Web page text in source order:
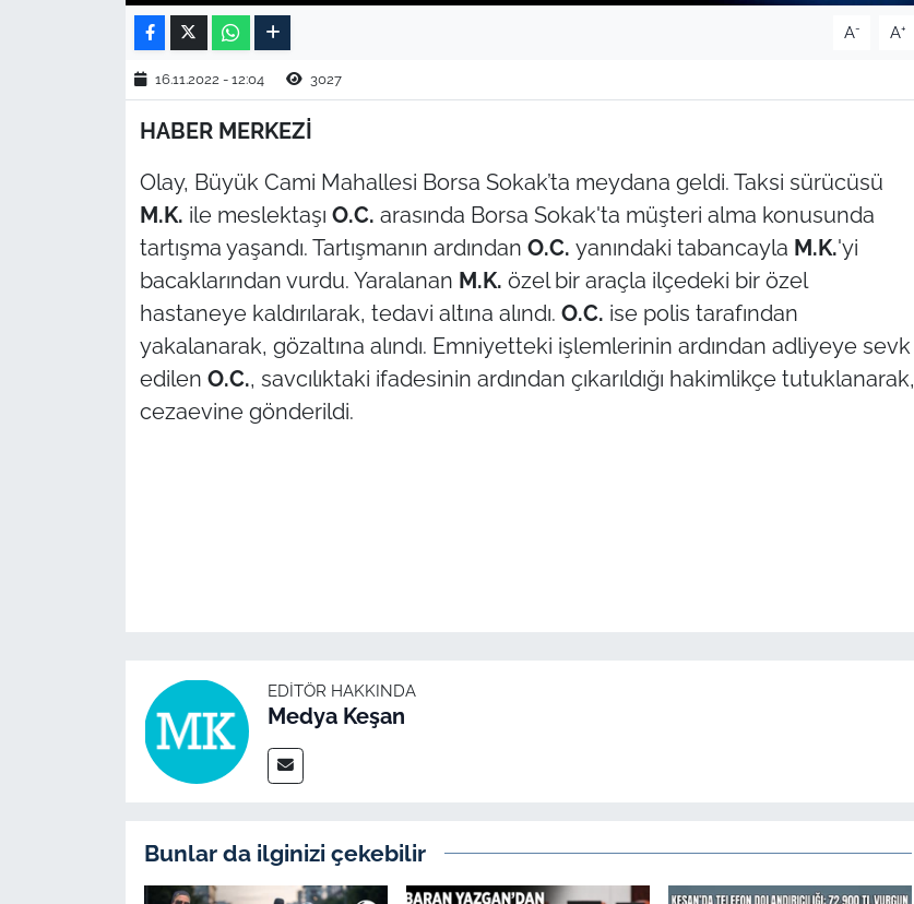
A- A+
16.11.2022 - 12:04 3027
HABER MERKEZİ
Olay, Büyük Cami Mahallesi Borsa Sokak’ta meydana geldi. Taksi sürücüsü
M.K. ile meslektaşı O.C. arasında Borsa Sokak'ta müşteri alma konusunda
tartışma yaşandı. Tartışmanın ardından O.C. yanındaki tabancayla M.K.'yi
bacaklarından vurdu. Yaralanan M.K. özel bir araçla ilçedeki bir özel
hastaneye kaldırılarak, tedavi altına alındı. O.C. ise polis tarafından
yakalanarak, gözaltına alındı. Emniyetteki işlemlerinin ardından adliyeye sevk
edilen O.C., savcılıktaki ifadesinin ardından çıkarıldığı hakimlikçe tutuklanarak,
cezaevine gönderildi.
EDITÖR HAKKINDA
Medya Keşan
Bunlar da ilginizi çekebilir
ÇANAKKALE
TÜRKİYE
Flaş Haber
Canlı Maç